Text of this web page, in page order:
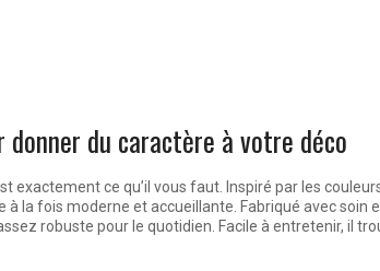
du caractère à votre déco
exactement ce qu’il vous faut. Inspiré par les
la fois moderne et accueillante. Fabriqué avec soin
robuste pour le quotidien. Facile à entretenir, il